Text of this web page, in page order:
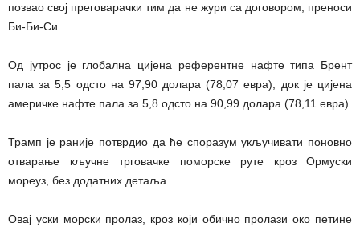
позвао свој преговарачки тим да не жури са договором, преноси
Би-Би-Си.
Од јутрос је глобална цијена референтне нафте типа Брент
пала за 5,5 одсто на 97,90 долара (78,07 евра), док је цијена
америчке нафте пала за 5,8 одсто на 90,99 долара (78,11 евра).
Трамп је раније потврдио да ће споразум укључивати поновно
отварање кључне трговачке поморске руте кроз Ормуски
мореуз, без додатних детаља.
Овај уски морски пролаз, кроз који обично пролази око петине